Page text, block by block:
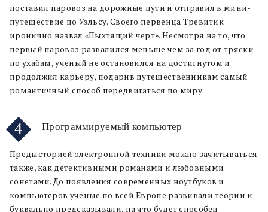
поставил паровоз на дорожные пути и отправил в мини-
путешествие по Уэльсу. Своего первенца Тревитик
иронично назвал «Пыхтящий черт». Несмотря на то, что
первый паровоз развалился меньше чем за год от тряски
по ухабам, ученый не остановился на достигнутом и
продолжил карьеру, подарив путешественникам самый
романтичный способ передвигаться по миру.
4 Программируемый компьютер
Предысторией электронной техники можно зачитываться
также, как детективными романами и любовными
сонетами. До появления современных ноутбуков и
компьютеров ученые по всей Европе развивали теории и
буквально предсказывали, на что будет способен